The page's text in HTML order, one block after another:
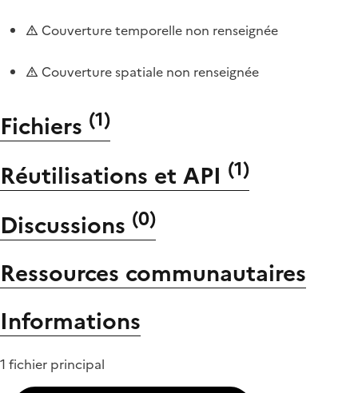
Couverture temporelle non renseignée
Couverture spatiale non renseignée
Fichiers (1)
Réutilisations et API (1)
Discussions (0)
Ressources communautaires
Informations
1 fichier principal